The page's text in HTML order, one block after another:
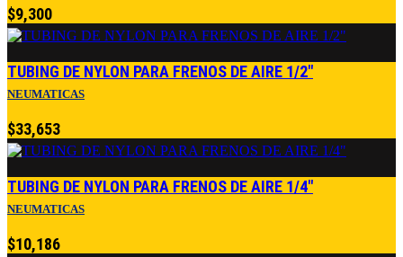
$9,300
TUBING DE NYLON PARA FRENOS DE AIRE 1/2″
NEUMATICAS
$33,653
TUBING DE NYLON PARA FRENOS DE AIRE 1/4″
NEUMATICAS
$10,186